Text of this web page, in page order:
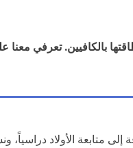
بالكافيين. تعرفي معنا
متابعة الأولاد دراسياً،